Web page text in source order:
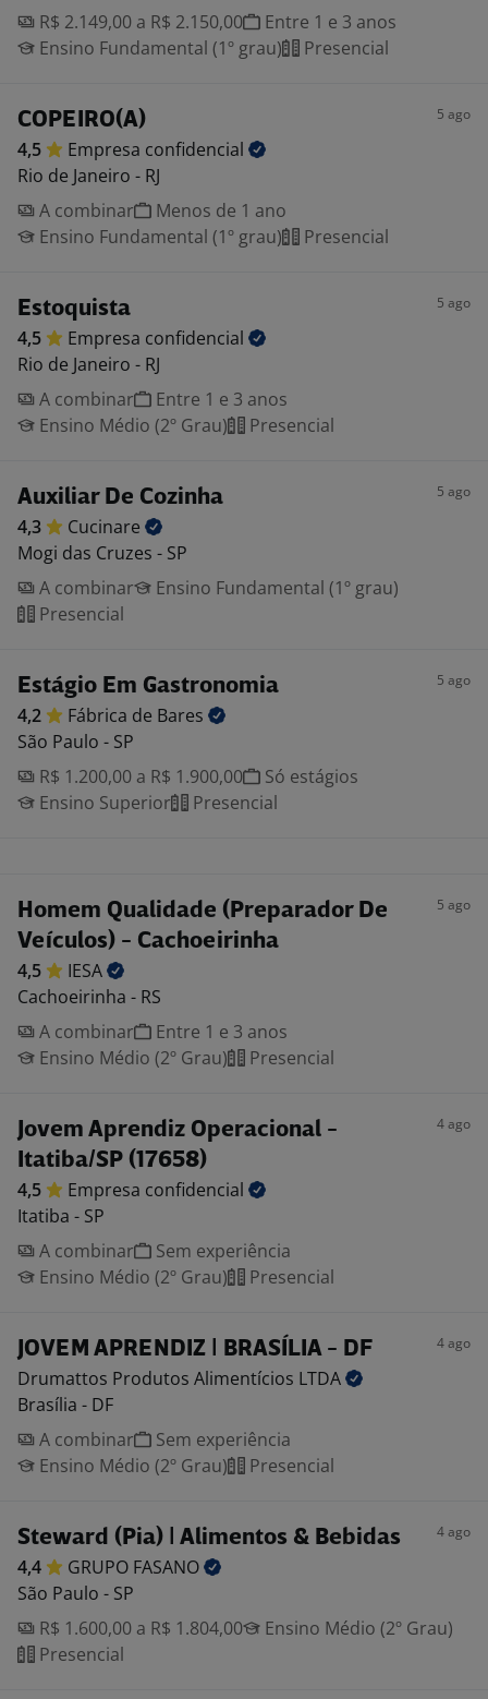
R$ 2.149,00 a R$ 2.150,00
Entre 1 e 3 anos
Ensino Fundamental (1º grau)
Presencial
COPEIRO(A) 5 ago
4,5 Empresa confidencial
Rio de Janeiro - RJ
A combinar
Menos de 1 ano
Ensino Fundamental (1º grau)
Presencial
Estoquista 5 ago
4,5 Empresa confidencial
Rio de Janeiro - RJ
A combinar
Entre 1 e 3 anos
Ensino Médio (2º Grau)
Presencial
Auxiliar De Cozinha 5 ago
4,3
Cucinare
Mogi das Cruzes - SP
A combinar
Ensino Fundamental (1º grau)
Presencial
Estágio Em Gastronomia 5 ago
4,2 Fábrica de Bares
São Paulo - SP
R$ 1.200,00 a R$ 1.900,00
Só estágios
Ensino Superior
Presencial
Homem Qualidade (Preparador De
Veículos) - Cachoeirinha
5 ago
4,5
IESA
Cachoeirinha - RS
A combinar
Entre 1 e 3 anos
Ensino Médio (2º Grau)
Presencial
Jovem Aprendiz Operacional -
Itatiba/SP (17658)
4 ago
4,5 Empresa confidencial
Itatiba - SP
A combinar
Sem experiência
Ensino Médio (2º Grau)
Presencial
JOVEM APRENDIZ | BRASÍLIA - DF 4 ago
Drumattos Produtos Alimentícios LTDA
Brasília - DF
A combinar
Sem experiência
Ensino Médio (2º Grau)
Presencial
Steward (Pia) | Alimentos & Bebidas 4 ago
4,4 GRUPO FASANO
São Paulo - SP
R$ 1.600,00 a R$ 1.804,00
Ensino Médio (2º Grau)
Presencial